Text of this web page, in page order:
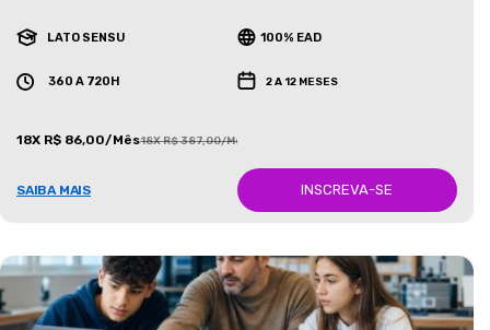
LATO SENSU 100% EAD
360 A 720H 2 A 12 MESES
18X R$ 86,00/Mês18X R$ 387,00/Mês
SAIBA MAIS INSCREVA-SE